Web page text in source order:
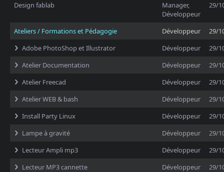
Design fablab
Manager,
Développeur
29/
Ateliers / Formations et Pédagogie Développeur
29/
Adobe PhotoShop et Illustrator
Développeur
29/
Atelier Documentation
Développeur
29/
Atelier Freecad
Développeur
29/
Atelier WEB & bash
Développeur
29/
Install Party Linux
Développeur
29/
Lampe à gravité
Développeur
29/
Lecteur Ampli mp3
Développeur
29/
Lecteur MP3 cannette
Développeur
29/